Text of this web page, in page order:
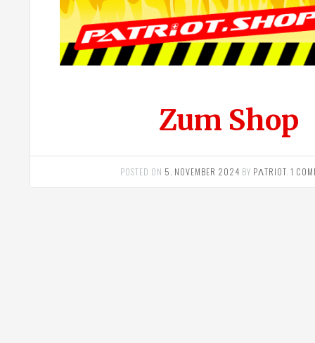
Zum Shop
POSTED ON 5. NOVEMBER 2024 BY PΛTRIOT. 1